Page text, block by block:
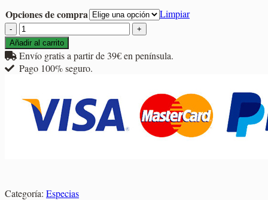
hasta
Opciones de compra
Limpiar
Nuez
Moscada
Molida
cantidad
Añadir al carrito
Envío gratis a partir de 39€ en península.
Pago 100% seguro.
Categoría: Especias